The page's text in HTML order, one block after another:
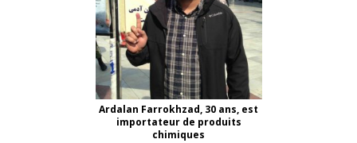
Ardalan Farrokhzad, 30 ans, est
importateur de produits
chimiques